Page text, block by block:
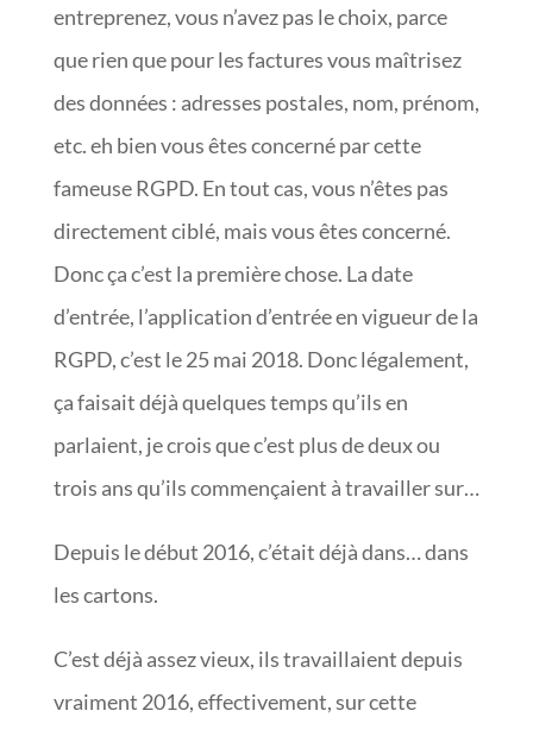
entreprenez, vous n’avez pas le choix, parce
que rien que pour les factures vous maîtrisez
des données : adresses postales, nom, prénom,
etc. eh bien vous êtes concerné par cette
fameuse RGPD. En tout cas, vous n’êtes pas
directement ciblé, mais vous êtes concerné.
Donc ça c’est la première chose. La date
d’entrée, l’application d’entrée en vigueur de la
RGPD, c’est le 25 mai 2018. Donc légalement,
ça faisait déjà quelques temps qu’ils en
parlaient, je crois que c’est plus de deux ou
trois ans qu’ils commençaient à travailler sur…
Depuis le début 2016, c’était déjà dans… dans
les cartons.
C’est déjà assez vieux, ils travaillaient depuis
vraiment 2016, effectivement, sur cette